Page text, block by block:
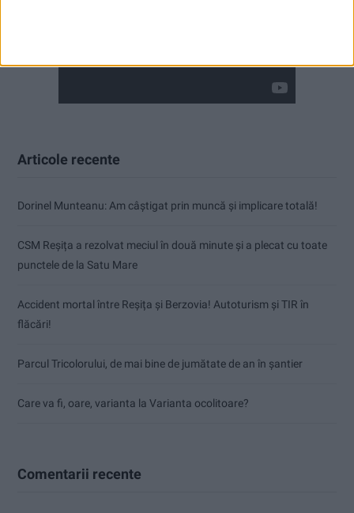
Articole recente
Dorinel Munteanu: Am câștigat prin muncă și implicare totală!
CSM Reșița a rezolvat meciul în două minute și a plecat cu toate
punctele de la Satu Mare
Accident mortal între Reșița și Berzovia! Autoturism și TIR în
flăcări!
Parcul Tricolorului, de mai bine de jumătate de an în șantier
Care va fi, oare, varianta la Varianta ocolitoare?
Comentarii recente